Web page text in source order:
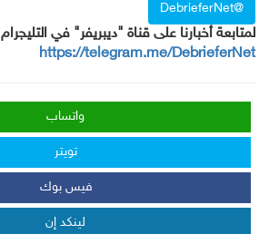
@DebrieferNet
لمتابعة أخبارنا على قناة "ديبريفر" في التليجرام
https://telegram.me/DebrieferNet
واتساب
تويتر
فيس بوك
لينكد إن